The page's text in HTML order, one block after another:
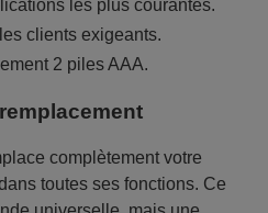
les plus courantes.
clients exigeants.
2 piles AAA.
complètement votre
toutes ses fonctions. Ce